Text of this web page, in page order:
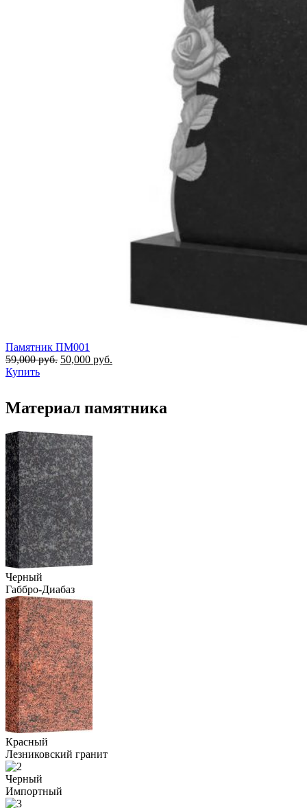
Памятник ПМ001
59,000руб. 50,000 руб.
Купить
Материал памятника
Черный
Габбро-Диабаз
Красный
Лезниковский гранит
Черный
Импортный